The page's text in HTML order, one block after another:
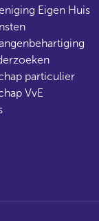
Eigen Huis
particulier
VvE